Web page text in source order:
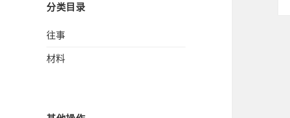
分类目录
往事
材料